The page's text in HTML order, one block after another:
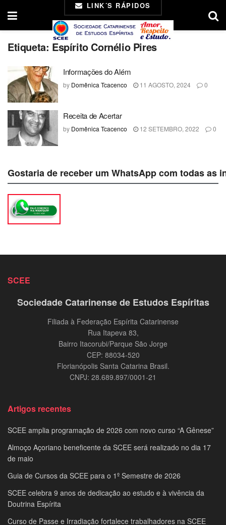
LINK´S RÁPIDOS
Etiqueta: Espírito Cornélio Pires
Informações do Além
by Domênica Tcacenco 11 AGOSTO, 2024 0
Receita de Acertar
by Domênica Tcacenco 12 SETEMBRO, 2022 0
Gostaria de receber um WhatsApp com todas
SCEE
Sociedade Catarinense de Estudos Espíritas
Filiada à Federação Espírita Catarinense
Rua Itapeva 83,
Bairro Itacorubi/Parque São Jorge
CEP: 88034-520
Florianópolis Santa Catarina Brasil.
CNPJ: 28.689.897/0001-21
Artigos recentes
SCEE amplia programação de 2026 com novo curso “A Gênese”
Almoço Açoriano beneficente da SCEE será realizado no dia 17
de maio
Guia de Cursos da SCEE para o 1º Semestre de 2026
SCEE celebra 9 anos de dedicação ao estudo e à vivência da
Doutrina Espírita
Curso de Passe e Irradiação fortalece trabalhadores na SCEE